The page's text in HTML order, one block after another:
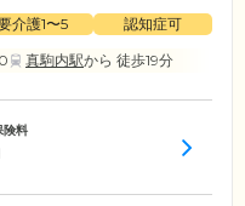
介護1〜5
認知症可
真駒内駅から 徒歩19分
険料